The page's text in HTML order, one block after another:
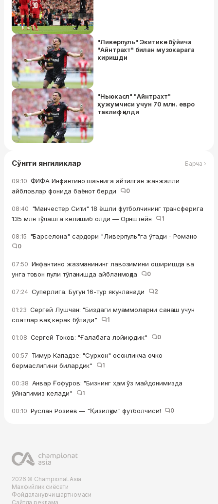
"Ливерпуль" Экитике бўйича
"Айнтрахт" билан музокарага
киришди
"Ньюкасл" "Айнтрахт"
ҳужумчиси учун 70 млн. евро
таклиф қилди
Сўнгги янгиликлар Барча ›
09:10 ФИФА Инфантино шаънига айтилган жанжалли
айбловлар фонида баёнот берди
0
08:40 "Манчестер Сити" 18 ёшли футболчининг трансферига
135 млн тўлашга келишиб олди — Орнштейн
1
08:15 "Барселона" сардори "Ливерпуль"га ўтади - Романо
0
07:50 Инфантино жазманининг лавозимини оширишда ва
унга товон пули тўланишда айбланмоқда
0
07:24 Суперлига. Бугун 16-тур якунланади 2
01:23 Сергей Лушчан: "Биздаги муаммоларни санаш учун
соатлар вақт керак бўлади"
1
01:08 Сергей Токов: "Ғалабага лойиқ эдик" 0
00:57 Тимур Кападзе: "Сурхон" осонликча очко
бермаслигини билардик"
1
00:38 Анвар Ғофуров: "Бизнинг ҳам ўз майдонимизда
ўйнагимиз келади"
1
00:10 Руслан Розиев — "Қизилқум" футболчиси! 0
2026 © Championat.Asia
Махфийлик сиёсати
Фойдаланувчи шартномаси
Сайтда реклама